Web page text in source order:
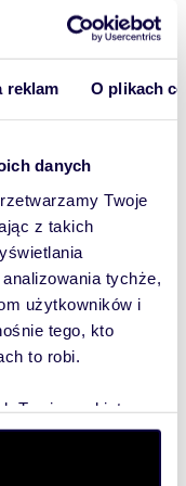
reklam O plikach
danych
Twoje
z takich
tychże,
użytkowników i
tego, kto
to robi.
Twoje osobiste
preferencje w
cookie możesz
2
550